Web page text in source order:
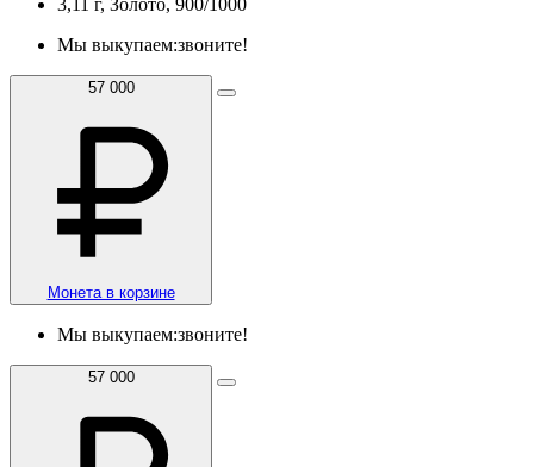
Мы выкупаем:звоните!
57 000
Монета в корзине
Мы выкупаем:звоните!
57 000